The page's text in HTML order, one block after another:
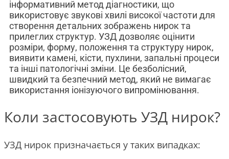
інформативний метод діагностики, що
використовує звукові хвилі високої частоти для
створення детальних зображень нирок та
прилеглих структур. УЗД дозволяє оцінити
розміри, форму, положення та структуру нирок,
виявити камені, кісти, пухлини, запальні процеси
та інші патологічні зміни. Це безболісний,
швидкий та безпечний метод, який не вимагає
використання іонізуючого випромінювання.
Коли застосовують УЗД нирок?
УЗД нирок призначається у таких випадках: